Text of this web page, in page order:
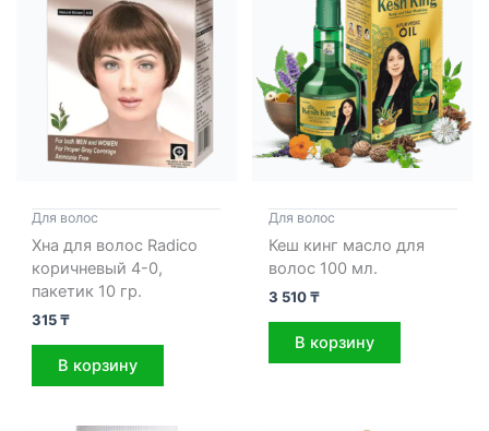
Для волос
Хна для волос Radico
коричневый 4-0,
пакетик 10 гр.
315₸
В корзину
Для волос
Кеш кинг масло для
волос 100 мл.
3 510₸
В корзину